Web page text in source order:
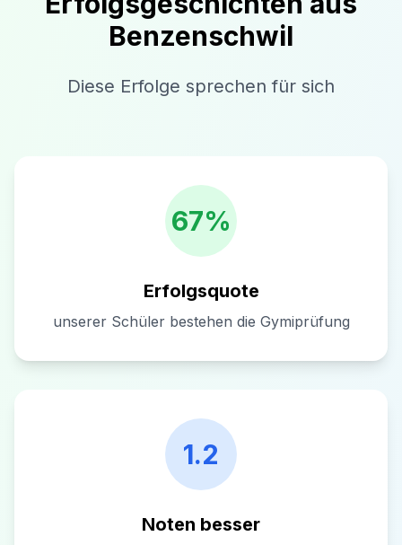
Benzenschwil
Diese Erfolge sprechen für sich
67%
Erfolgsquote
unserer Schüler bestehen die Gymiprüfung
1.2
Noten besser